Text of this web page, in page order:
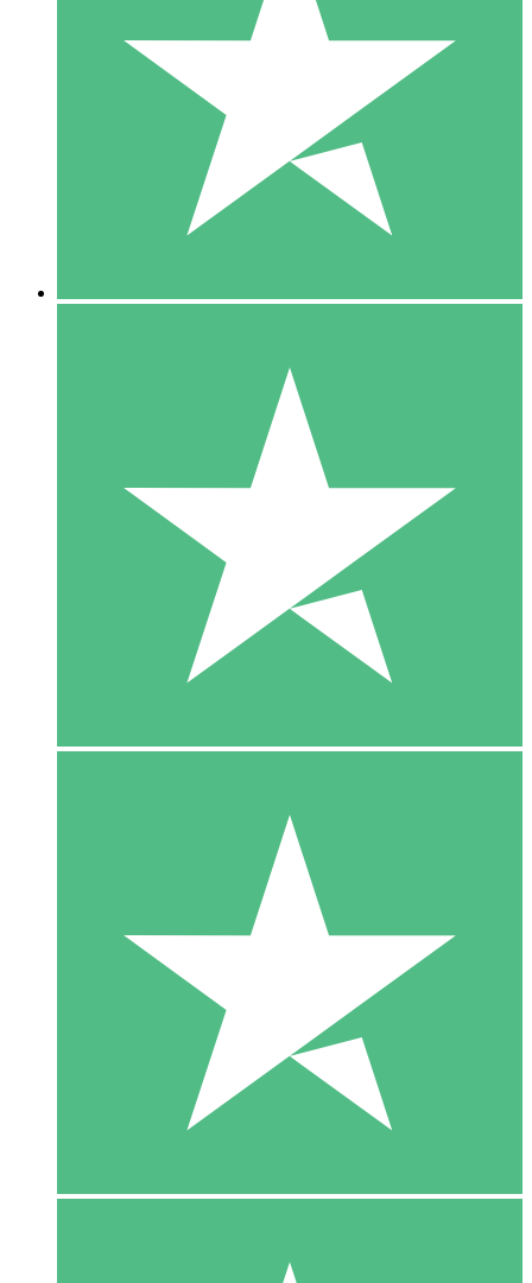
Betala per användning med nedladdningskrediter. Inget
1 Nedladdningar
10 00
10 Nedladdningar
20 00